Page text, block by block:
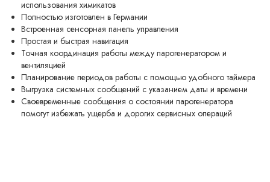
использования химикатов
Полностью изготовлен в Германии
Встроенная сенсорная панель управления
Простая и быстрая навигация
Точная координация работы между парогенератором и
вентиляцией
Планирование периодов работы с помощью удобного таймера
Выгрузка системных сообщений с указанием даты и времени
Своевременные сообщения о состоянии парогенератора
помогут избежать ущерба и дорогих сервисных операций